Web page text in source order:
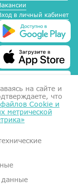
в личный кабинет
на сайте и
что
Cookie и
метрической
данные